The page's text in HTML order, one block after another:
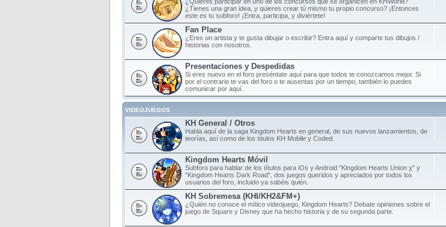
¿Tienes una gran idea, y quieres crear tú mismo tu propio concurso? ¡Entonces
este es tu subforo! ¡Entra, participa, y diviértete!
Fan Place
¿Eres un artista y te gusta dibujar o escribir? Entra aquí y comparte tus dibujos /
historias con nosotros.
Presentaciones y Despedidas
Si eres nuevo en el foro preséntate aquí para que todos te conozcamos mejor. Si
por el contrario te vas del foro o te ausentas por un tiempo, también lo puedes
comunicar por aquí.
VIDEOJUEGOS
KH General / Otros
Habla aquí de la saga Kingdom Hearts en general, de sus nuevos lanzamientos, de
teorías, así como de los títulos KH Mobile y Coded.
Kingdom Hearts Móvil
Subforo para hablar de los títulos para iOs y Android "Kingdom Hearts Union χ" y
"Kingdom Hearts Dark Road", dos juegos queridos y apreciados por todos los
usuarios del foro, incluido ya sabéis quién.
KH Sobremesa (KHI/KH2&FM+)
¿Quién no conoce el mítico videojuego, Kingdom Hearts? Debate opiniones sobre el
juego de Square y Disney que ha hecho historia y de su segunda parte.